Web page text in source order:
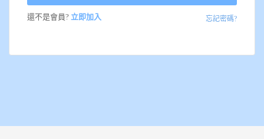
還不是會員? 立即加入 忘記密碼?